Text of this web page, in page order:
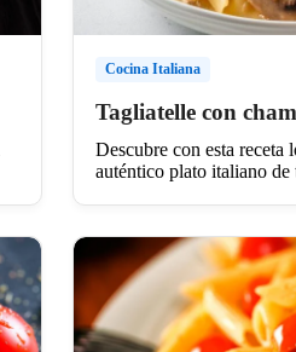
Cocina Italiana
Tagliatelle con
Descubre con esta receta
auténtico plato italiano de